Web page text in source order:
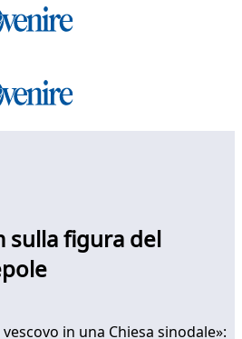
sulla figura del
in una Chiesa sinodale»: